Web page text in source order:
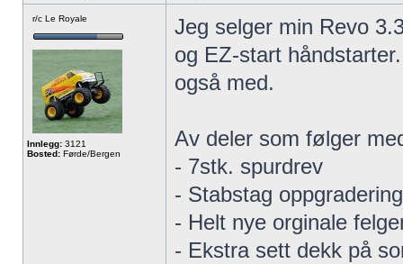
r/c Le Royale
Innlegg: 3121
Bosted: Førde/Bergen
Jeg selger min Revo
og EZ-start
også med.
Av deler som følger
- 7stk. spurdrev
- Stabstag
- Helt nye orginale
- Ekstra sett dekk på